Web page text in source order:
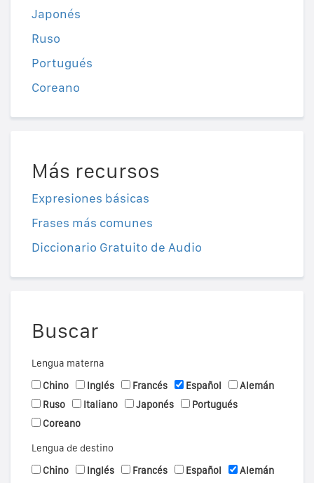
Japonés
Ruso
Portugués
Coreano
Más recursos
Expresiones básicas
Frases más comunes
Diccionario Gratuito de Audio
Buscar
Lengua materna
Chino
Inglés Francés Español
Alemán
Ruso
Italiano Japonés
Portugués
Coreano
Lengua de destino
Chino
Inglés Francés Español
Alemán